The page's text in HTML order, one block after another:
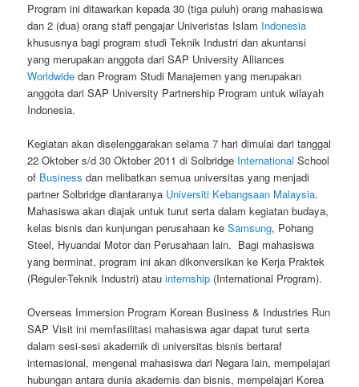
Program ini ditawarkan kepada 30 (tiga puluh) orang mahasiswa
dan 2 (dua) orang staff pengajar Univeristas Islam Indonesia
khususnya bagi program studi Teknik Industri dan akuntansi
yang merupakan anggota dari SAP University Alliances
Worldwide dan Program Studi Manajemen yang merupakan
anggota dari SAP University Partnership Program untuk wilayah
Indonesia.
Kegiatan akan diselenggarakan selama 7 hari dimulai dari tanggal
22 Oktober s/d 30 Oktober 2011 di Solbridge International School
of Business dan melibatkan semua universitas yang menjadi
partner Solbridge diantaranya Universiti Kebangsaan Malaysia.
Mahasiswa akan diajak untuk turut serta dalam kegiatan budaya,
kelas bisnis dan kunjungan perusahaan keSamsung, Pohang
Steel, Hyuandai Motor dan Perusahaan lain. Bagi mahasiswa
yang berminat, program ini akan dikonversikan ke Kerja Praktek
(Reguler-Teknik Industri) atauinternship (International Program).
Overseas Immersion Program Korean Business & Industries Run
SAP Visit ini memfasilitasi mahasiswa agar dapat turut serta
dalam sesi-sesi akademik di universitas bisnis bertaraf
internasional, mengenal mahasiswa dari Negara lain, mempelajari
hubungan antara dunia akademis dan bisnis, mempelajari Korea